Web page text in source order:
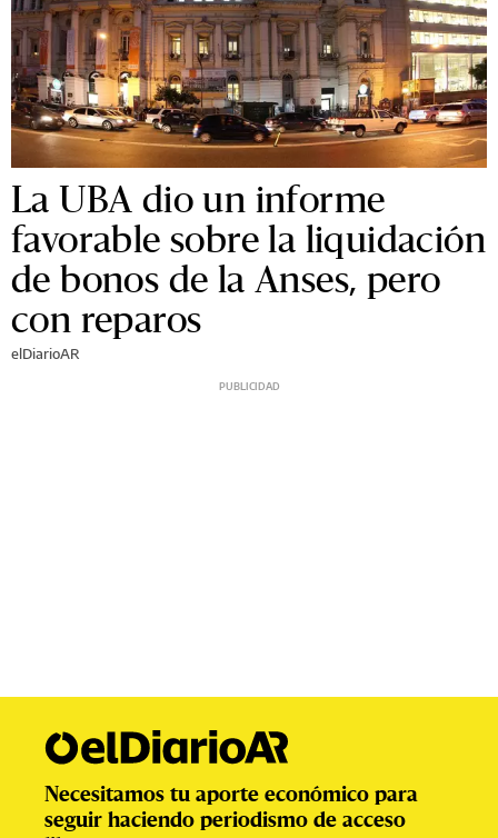
La UBA dio un informe
favorable sobre la liquidación
de bonos de la Anses, pero
con reparos
elDiarioAR
Necesitamos tu aporte económico para
seguir haciendo periodismo de acceso